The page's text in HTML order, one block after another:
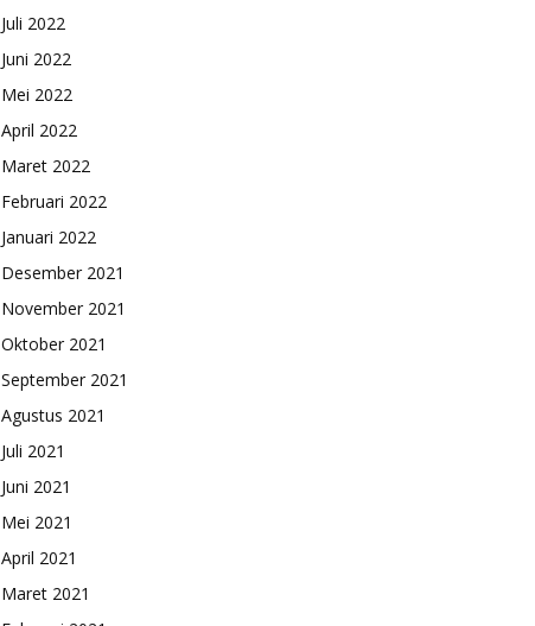
Juli 2022
Juni 2022
Mei 2022
April 2022
Maret 2022
Februari 2022
Januari 2022
Desember 2021
November 2021
Oktober 2021
September 2021
Agustus 2021
Juli 2021
Juni 2021
Mei 2021
April 2021
Maret 2021